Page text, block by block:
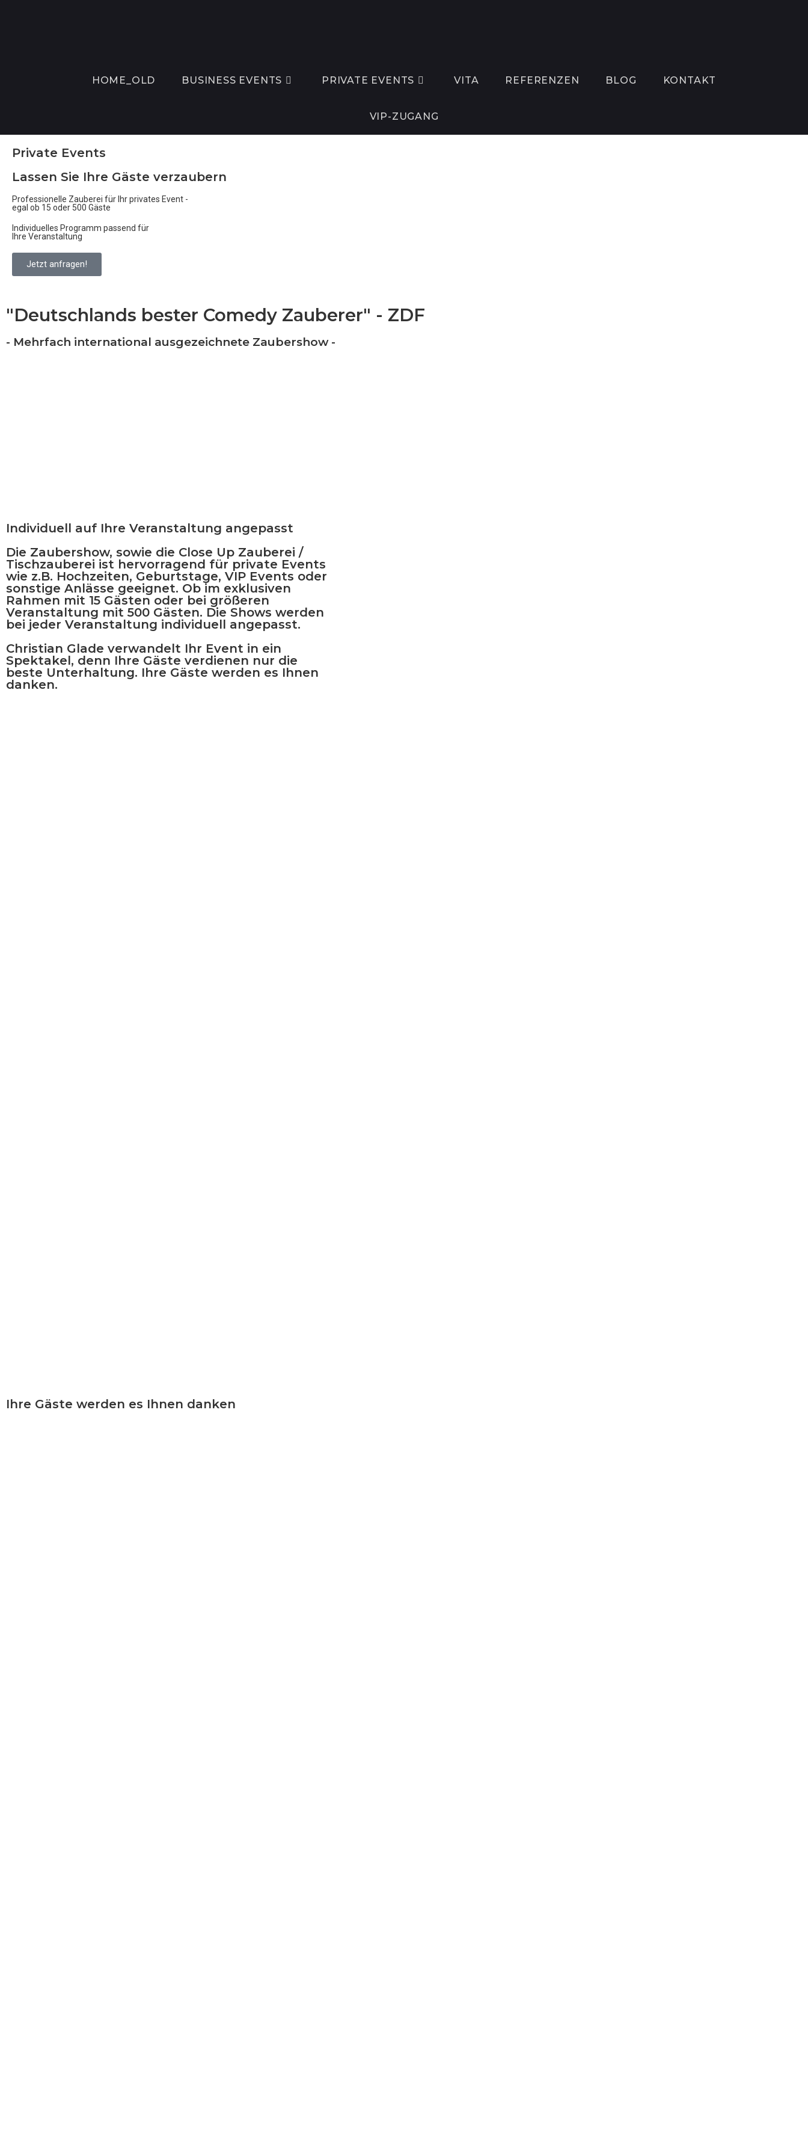
HOME_OLD BUSINESS EVENTS PRIVATE EVENTS VITA REFERENZEN BLOG KONTAKT
VIP-ZUGANG
Private Events
Lassen Sie Ihre Gäste verzaubern
Professionelle Zauberei für Ihr privates Event -
egal ob 15 oder 500 Gäste
Individuelles Programm passend für
Ihre Veranstaltung
Jetzt anfragen!
"Deutschlands bester Comedy Zauberer" - ZDF
- Mehrfach international ausgezeichnete Zaubershow -
Individuell auf Ihre Veranstaltung angepasst
Die Zaubershow, sowie die Close Up Zauberei /
Tischzauberei ist hervorragend für private Events
wie z.B. Hochzeiten, Geburtstage, VIP Events oder
sonstige Anlässe geeignet. Ob im exklusiven
Rahmen mit 15 Gästen oder bei größeren
Veranstaltung mit 500 Gästen. Die Shows werden
bei jeder Veranstaltung individuell angepasst.
Christian Glade verwandelt Ihr Event in ein
Spektakel, denn Ihre Gäste verdienen nur die
beste Unterhaltung. Ihre Gäste werden es Ihnen
danken.
Ihre Gäste werden es Ihnen danken